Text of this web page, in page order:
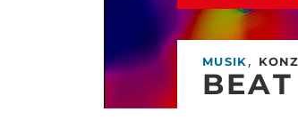
MUSIK,